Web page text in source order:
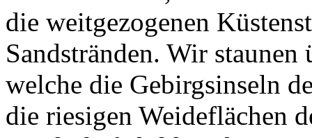
die weitgezogenen
Sandstränden. Wir
welche die Gebirgsinseln
die riesigen Weideflächen